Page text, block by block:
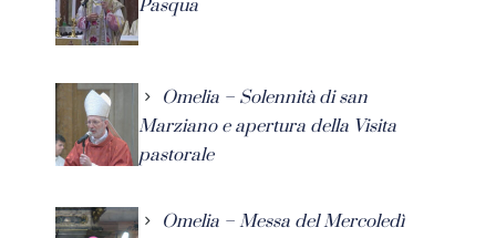
Pasqua
Omelia – Solennità di san
Marziano e apertura della Visita
pastorale
Omelia – Messa del Mercoledì